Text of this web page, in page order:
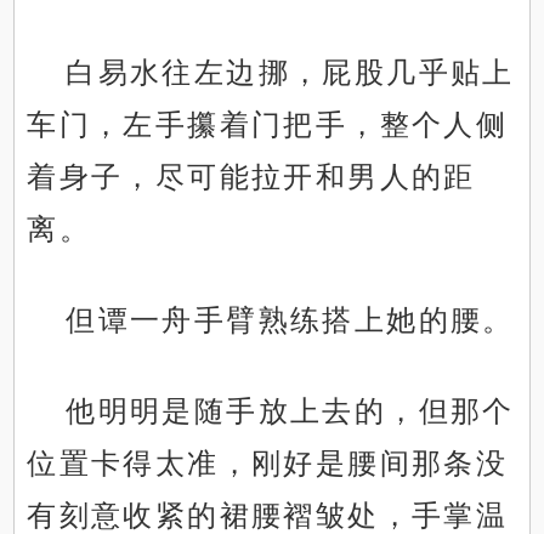
白易水往左边挪，屁股几乎贴上
车门，左手攥着门把手，整个人侧
着身子，尽可能拉开和男人的距
离。
但谭一舟手臂熟练搭上她的腰。
他明明是随手放上去的，但那个
位置卡得太准，刚好是腰间那条没
有刻意收紧的裙腰褶皱处，手掌温